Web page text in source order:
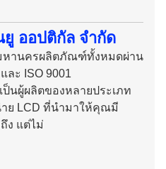
ยู ออปติกัล จํากัด
หานครผลิตภัณฑ์ทั้งหมดผ่าน
ละ ISO 9001
ป็นผู้ผลิตของหลายประเภท
าย LCD ที่นํามาให้คุณมี
ง แต่ไม่